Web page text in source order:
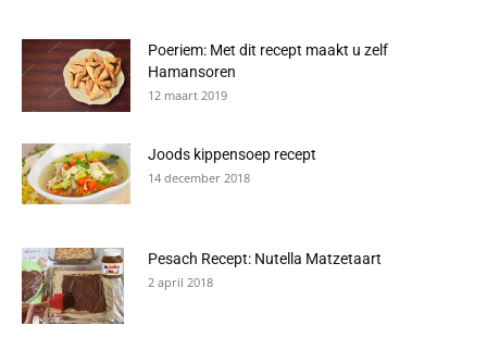
Poeriem: Met dit recept maakt u zelf
Hamansoren
12 maart 2019
Joods kippensoep recept
14 december 2018
Pesach Recept: Nutella Matzetaart
2 april 2018